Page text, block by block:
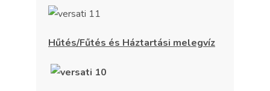
Hűtés/Fűtés és Háztartási melegvíz